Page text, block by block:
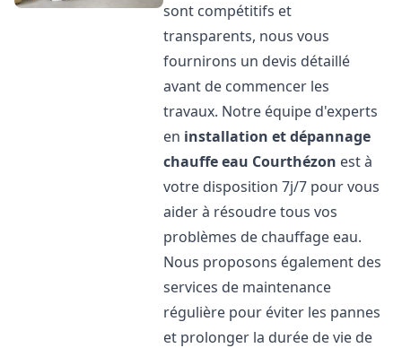
sont compétitifs et
transparents, nous vous
fournirons un devis détaillé
avant de commencer les
travaux. Notre équipe d'experts
en installation et dépannage
chauffe eau Courthézon est à
votre disposition 7j/7 pour vous
aider à résoudre tous vos
problèmes de chauffage eau.
Nous proposons également des
services de maintenance
régulière pour éviter les pannes
et prolonger la durée de vie de